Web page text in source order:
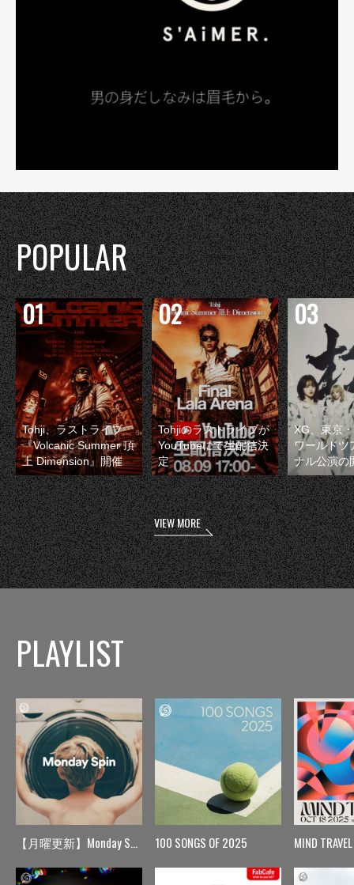
POPULAR
Tohji、ラストライブ
『Volcanic Summer 頂
上 Dimension』開催
Tohjiのラストライブが
YouTubeにて生配信決
定
XG、東京
ワールドツ
ナル公演の
VIEW MORE
PLAYLIST
【月曜更新】Monday Spin 100 SONGS OF 2025 MIND TRAVEL